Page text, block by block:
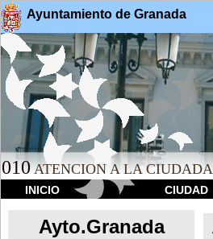
Ayuntamiento de Granada
010 ATENCION A LA
INICIO CIUDAD
Ayto.Granada